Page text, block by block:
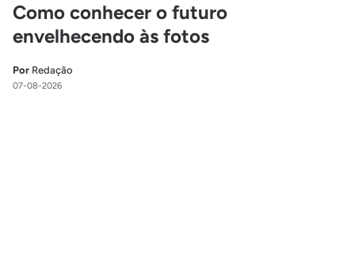
Como conhecer o futuro
envelhecendo às fotos
Por Redação
07-08-2026